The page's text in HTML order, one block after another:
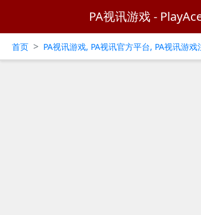
PA视讯游戏 -
首页 > PA视讯游戏, PA视讯官方平台, PA视讯游